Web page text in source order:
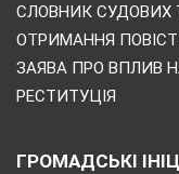
СЛОВНИК СУДОВИХ
ОТРИМАННЯ
ЗАЯВА ПРО ВПЛИВ
РЕСТИТУЦІЯ
ГРОМАДСЬКІ